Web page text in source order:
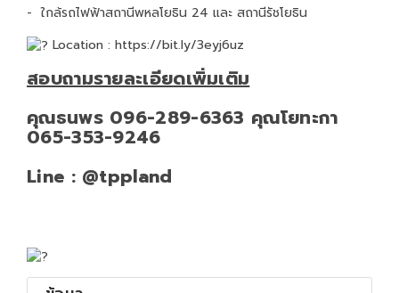
- ใกล้รถไฟฟ้าสถานีพหลโยธิน 24 และ สถานีรัชโยธิน
Location : https://bit.ly/3eyj6uz
สอบถามรายละเอียดเพิ่มเติม
คุณธนพร 096-289-6363 คุณโยทะกา
065-353-9246
Line : @tppland